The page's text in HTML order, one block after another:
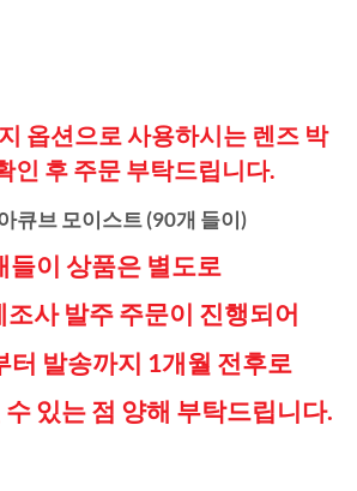
옵션으로 사용하시는 렌즈 박
인 후 주문 부탁드립니다.
큐브 모이스트 (90개 들이)
들이 상품은 별도로
사 발주 주문이 진행되어
터 발송까지 1개월 전후로
있는 점 양해 부탁드립니다.